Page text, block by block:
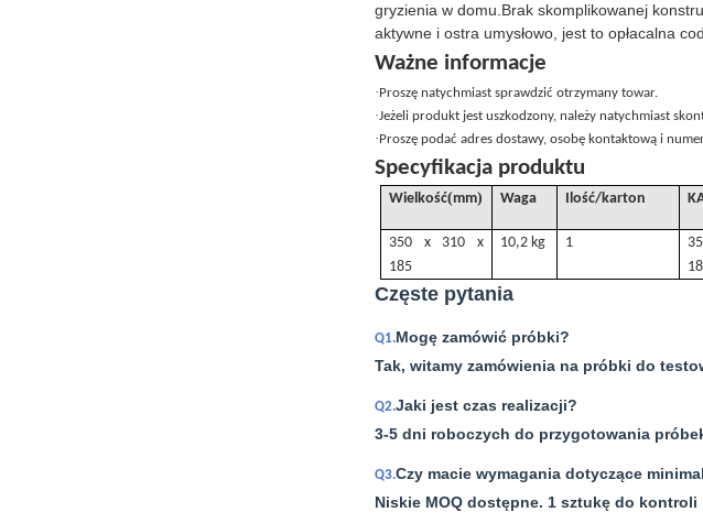
gryzienia w domu.Brak skomplikowanej
aktywne i ostra umysłowo, jest to opłacalna
Ważne informacje
·Proszę natychmiast sprawdzić otrzymany towar.
·Jeżeli produkt jest uszkodzony, należy natychmiast
·Proszę podać adres dostawy, osobę kontaktową i
Specyfikacja produktu
Wielkość(mm) Waga Ilość/karton
350 x 310 x
185
10,2 kg 1
Częste pytania
Q1.Mogę zamówić próbki?
Tak, witamy zamówienia na próbki do
Q2.Jaki jest czas realizacji?
3-5 dni roboczych do przygotowania
Q3.Czy macie wymagania dotyczące
Niskie MOQ dostępne. 1 sztukę do